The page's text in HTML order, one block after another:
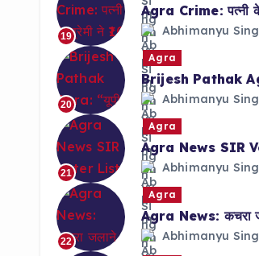
19
Agra Crime: पत्नी के
Abhimanyu
20
Agra
Brijesh Pathak
Abhimanyu
21
Agra
Agra News SIR
Abhimanyu
22
Agra
Agra News: कचरा
Abhimanyu